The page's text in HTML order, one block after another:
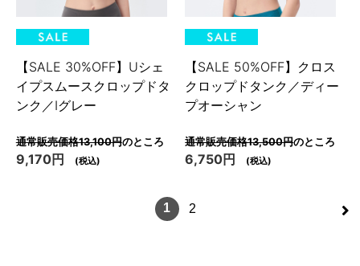
【SALE 30%OFF】Uシェ
イプスムースクロップドタ
ンク／Iグレー
通常販売価格13,100円のところ
9,170円 (税込)
【SALE 50%OFF】クロス
クロップドタンク／ディー
プオーシャン
通常販売価格13,500円のところ
6,750円 (税込)
>
1 2